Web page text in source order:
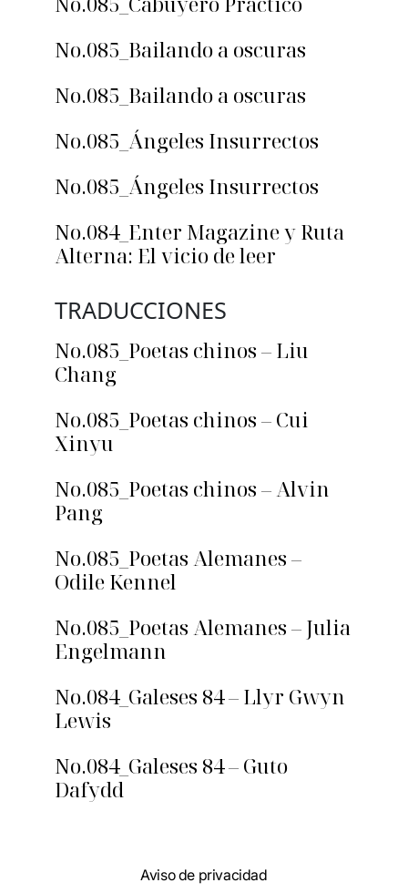
No.085_Bailando a oscuras
No.085_Bailando a oscuras
No.085_Ángeles Insurrectos
No.085_Ángeles Insurrectos
No.084_Enter Magazine y Ruta
Alterna: El vicio de leer
TRADUCCIONES
No.085_Poetas chinos – Liu
Chang
No.085_Poetas chinos – Cui
Xinyu
No.085_Poetas chinos – Alvin
Pang
No.085_Poetas Alemanes –
Odile Kennel
No.085_Poetas Alemanes – Julia
Engelmann
No.084_Galeses 84 – Llyr Gwyn
Lewis
No.084_Galeses 84 – Guto
Dafydd
Aviso de privacidad